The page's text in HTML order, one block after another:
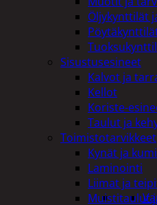
Öljykynttilät
Sisustusesineet
Kalvot ja
Kellot
Koriste-
Taulut ja
Toimistotarvikkeet
Kynät ja
Laminointi
Liimat ja
Muistitaulut